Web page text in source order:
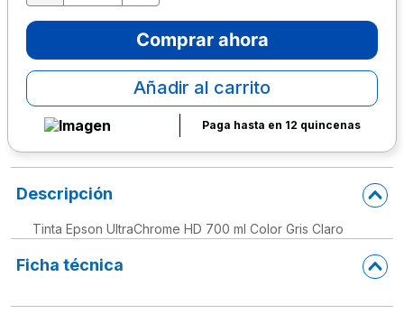
Comprar ahora
Añadir al carrito
Paga hasta en 12 quincenas
Descripción
Tinta Epson UltraChrome HD 700 ml Color Gris Claro
Ficha técnica